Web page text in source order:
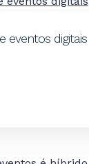
eventos digitais